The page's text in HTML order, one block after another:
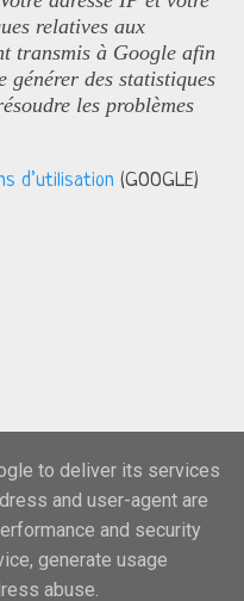
relatives aux
transmis à Google afin
générer des statistiques
les problèmes
d’utilisation (GOOGLE)
to deliver its services
and user-agent are
and security
generate usage
abuse.